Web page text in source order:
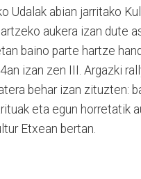
Udalak abian jarritako
aukera izan dute
baino parte hartze
izan zen III. Argazki
behar izan zituzten:
eta egun horretatik
Etxean bertan.